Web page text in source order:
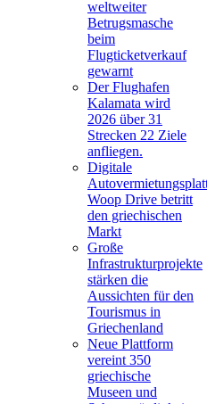
weltweiter
Betrugsmasche
beim
Flugticketverkauf
gewarnt
Der Flughafen
Kalamata wird
2026 über 31
Strecken 22 Ziele
anfliegen.
Digitale
Woop Drive betritt
den griechischen
Markt
Große
Infrastrukturprojekte
stärken die
Aussichten für den
Tourismus in
Griechenland
Neue Plattform
vereint 350
griechische
Museen und